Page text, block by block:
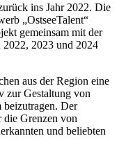
ins Jahr 2022. Die
„OstseeTalent“
gemeinsam mit der
2023 und 2024
aus der Region eine
zur Gestaltung von
beizutragen. Der
die Grenzen von
und beliebten